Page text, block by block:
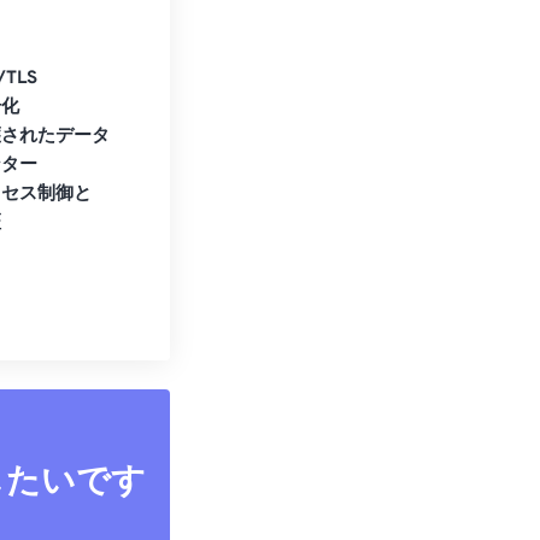
TLS
れたデータ
ー
ス制御と
いです